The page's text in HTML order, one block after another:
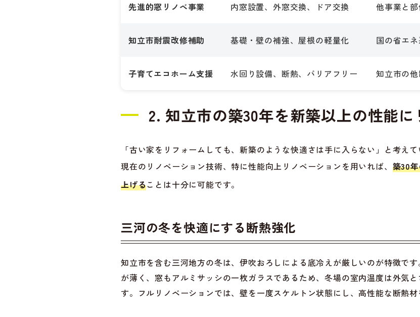
先進的窓リノベ事業 内窓設置、外窓交換、ドア交換 他事業と
知立市耐震改修補助 基礎・壁の補強、屋根の軽量化 国の省エ
子育てエコホーム支援 水回り設備、断熱、バリアフリー 知立市の
2. 知立市の築30年を新築以上の性能に
「古い家をリフォームしても、新築のような快適さは手に入らない」と考え
現在のリノベーション技術、特に性能向上リノベーションを用いれば、 築30
上げることは十分に可能です。
三河の冬を快適にする断熱強化
知立市を含む三河地方の冬は、伊吹おろしによる底冷えが厳しいのが特徴で
が薄く、窓もアルミサッシの一枚ガラスであるため、冬場の室内温度は外気
す。フルリノベーションでは、壁を一度スケルトン状態にし、高性能な断熱材